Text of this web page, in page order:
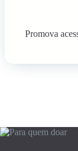
Promova